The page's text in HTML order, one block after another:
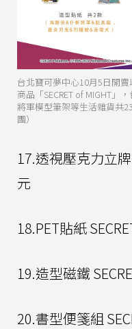
台北寶可夢中心10月5日開
商品「SECRET of MIGHT」
將軍模型筆架等生活雜貨共
團）
17.透視壓克力立
元
18.PET貼紙
19.造型磁鐵
20.書型便箋組